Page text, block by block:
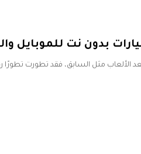
بدون نت للموبايل
الألعاب مثل السابق، فقد تطورت تطورًا